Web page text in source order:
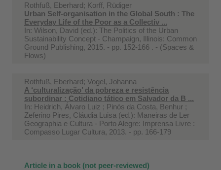
Rothfuß, Eberhard; Korff, Rüdiger
Urban Self-organisation in the Global South : The
Everyday Life of the Poor as a Collectiv ...
In: Wilson, David (ed.): The Politics of the Urban
Sustainability Concept - Champaign, Illinois: Common
Ground Publishing, 2015. - pp. 152-166 . - (Spaces &
Flows)
Rothfuß, Eberhard; Vogel, Johanna
A ‘culturalização’ da pobreza e resistência
subordinar : Cotidiano tático em Salvador da B ...
In: Heidrich, Álvaro Luiz ; Pinós da Costa, Benhur ;
Zeferino Pires, Cláudia Luisa (ed.): Maneiras de Ler
Geographia e Cultura - Porto Alegre: Imprensa Livre :
Compasso Lugar Cultura, 2013. - pp. 166-179
Article in a book (not peer-reviewed)